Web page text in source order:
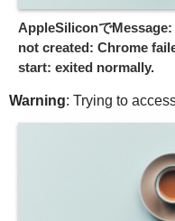
AppleSiliconで
not created: Chrome
start: exited normally.
Warning: Trying to